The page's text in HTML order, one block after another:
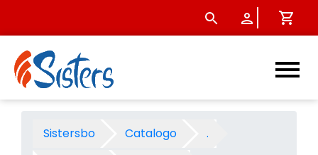
PROMOZIONE CANSON -
Sistersbo Catalogo
.